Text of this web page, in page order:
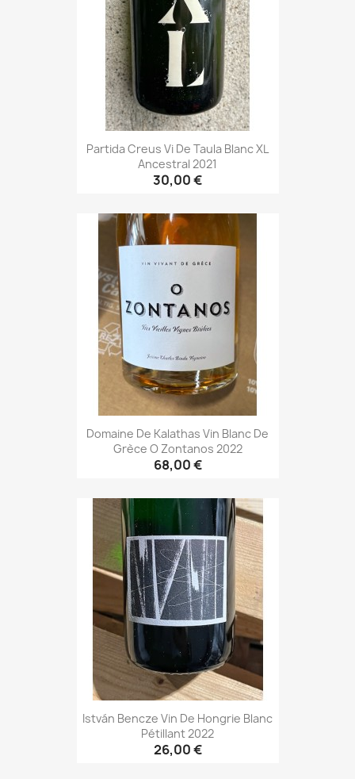
Partida Creus Vi De Taula Blanc XL
Ancestral 2021
30,00 €
Domaine De Kalathas Vin Blanc De
Grèce O Zontanos 2022
68,00 €
István Bencze Vin De Hongrie Blanc
Pétillant 2022
26,00 €